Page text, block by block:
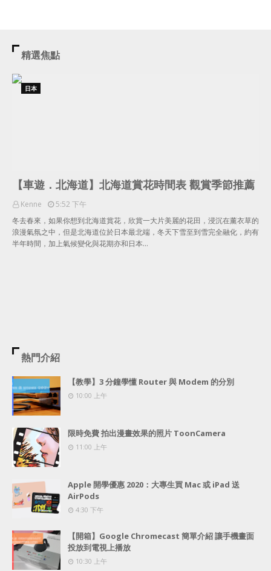
精選焦點
日本
【車遊．北海道】北海道賞花時間表 觀賞季節推薦
Kenne
5:52 下午
冬去春來，如果你想到北海道賞花，欣賞一大片美麗的花田，浸沉在薰衣草的
浪漫氣氛之中，但是北海道位於日本最北端，冬天下雪至到雪完全融化，約有
半年時間，加上氣候變化與花期亦和日本…
熱門介紹
【教學】3 分鐘學懂 Router 與 Modem 的分別
10:00 上午
限時免費 拍出漫畫效果的照片 ToonCamera
11:00 上午
Apple 開學優惠 2020：大專生買 Mac 或 iPad 送
AirPods
4:30 下午
【開箱】Google Chromecast 簡單介紹 讓手機畫面
投放到電視上播放
10:30 上午